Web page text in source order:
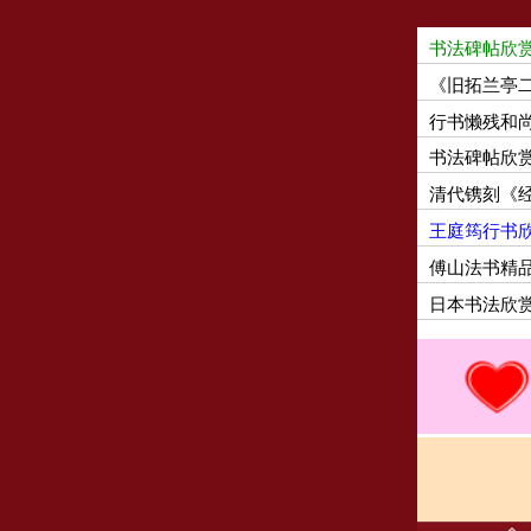
书法碑帖欣
《旧拓兰亭
行书懒残和
书法碑帖欣
清代镌刻《
王庭筠行书
傅山法书精
日本书法欣